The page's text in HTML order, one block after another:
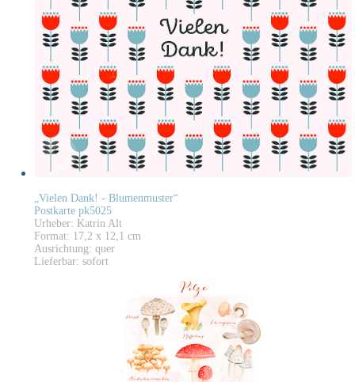
„Vielen Dank! - Blumenmuster“
Postkarte pk5025
Urheber: Katrin Alt
Format: 17,2 x 12,1 cm
Ausrichtung: quer
Lieferbar: sofort